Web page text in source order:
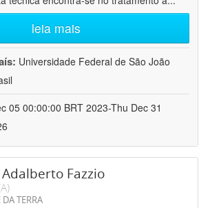
leia mais
Universidade Federal de São João
05 00:00:00 BRT 2023-Thu Dec 31
Adalberto Fazzio
DA TERRA